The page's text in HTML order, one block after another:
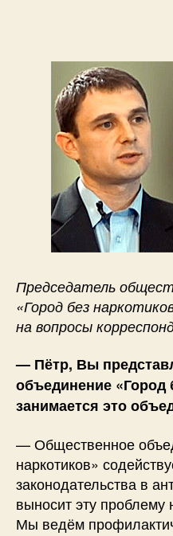
Председатель
«Город без
на вопросы
— Пётр, Вы
объединение «Город
занимается это
— Общественное
наркотиков»
законодательства в
выносит эту
Мы ведём